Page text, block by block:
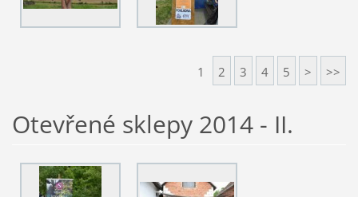
1 2 3 4 5 > >>
Otevřené sklepy 2014 - II.